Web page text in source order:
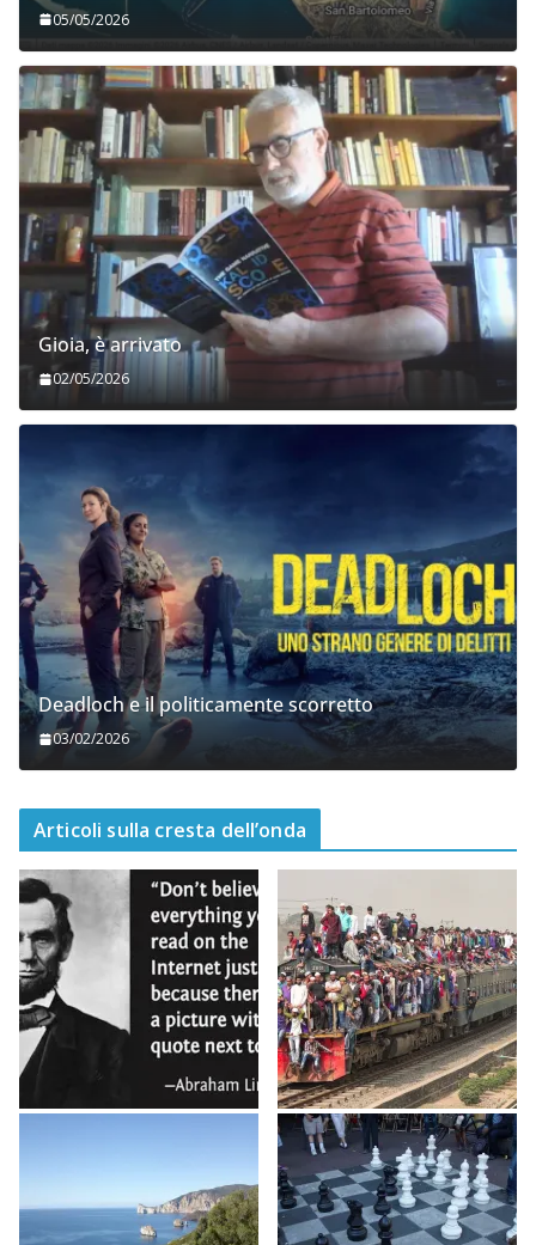
05/05/2026
Gioia, è arrivato
02/05/2026
Deadloch e il politicamente scorretto
03/02/2026
Articoli sulla cresta dell’onda